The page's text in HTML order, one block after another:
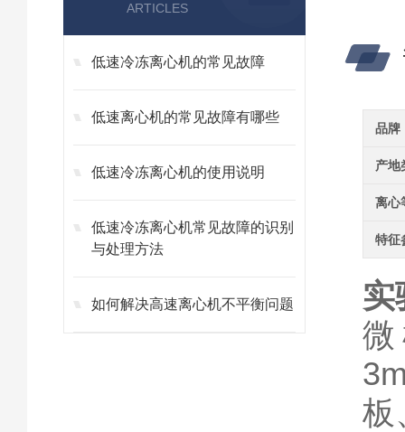
ARTICLES
低速冷冻离心机的常见故障
低速离心机的常见故障有哪些
低速冷冻离心机的使用说明
低速冷冻离心机常见故障的识别
与处理方法
如何解决高速离心机不平衡问题
品牌
产地
离心
特征
实
板